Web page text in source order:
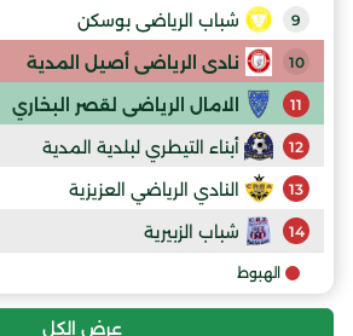
9 شباب الرياضى بوسكن
10 نادى الرياضى أصيل المدية
11 الامال الرياضى لقصر البخاري
12 أبناء التيطري لبلدية المدية
13 النادي الرياضي العزيزية
14 شباب الزبيرية
الهبوط
عرض الكل